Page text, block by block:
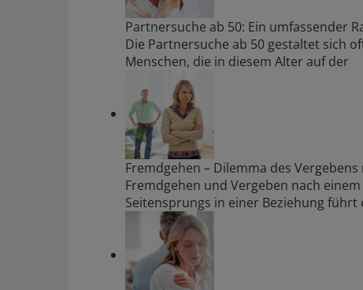
Partnersuche ab 50: Ein umfassender
Die Partnersuche ab 50 gestaltet sich
Menschen, die in diesem Alter auf der
Fremdgehen – Dilemma des
Fremdgehen und Vergeben nach
Seitensprungs in einer Beziehung